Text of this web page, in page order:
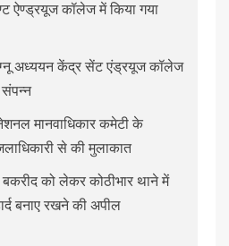
ऐण्ड्रयूज कॉलेज में किया गया
अध्ययन केंद्र सेंट एंड्रयूज कॉलेज
संपन्न
मानवाधिकार कमेटी के
से की मुलाकात
को लेकर कोठीभार थाने में
बनाए रखने की अपील